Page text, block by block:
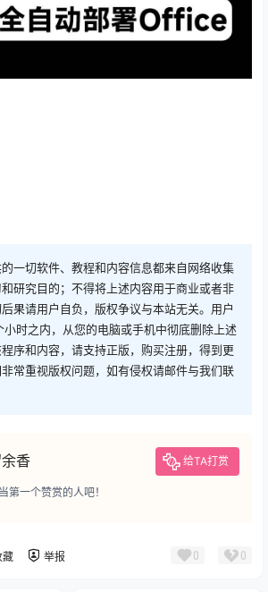
一切软件、教程和内容信息都来自网络收集
研究目的；不得将上述内容用于商业或者非
果请用户自负，版权争议与本站无关。用户
时之内，从您的电脑或手机中彻底删除上述
序和内容，请支持正版，购买注册，得到更
常重视版权问题，如有侵权请邮件与我们联
香 给TA打赏
第一个赞赏的人吧！
藏 举报 0 0